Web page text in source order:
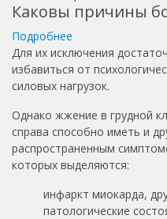
Каковы причины
Подробнее
Для их исключения
избавиться от
силовых нагрузок.
Однако жжение в грудной
справа способно иметь и
распространенным
которых выделяются:
инфаркт миокарда,
патологические